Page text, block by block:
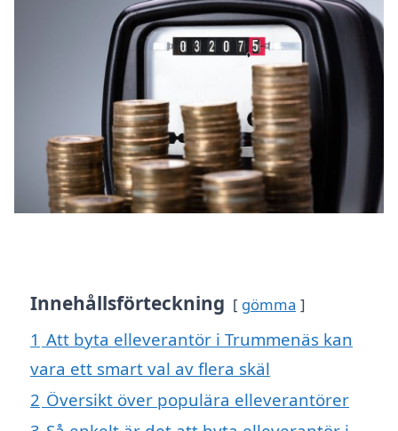
Innehållsförteckning gömma
1 Att byta elleverantör i Trummenäs kan
vara ett smart val av flera skäl
2 Översikt över populära elleverantörer